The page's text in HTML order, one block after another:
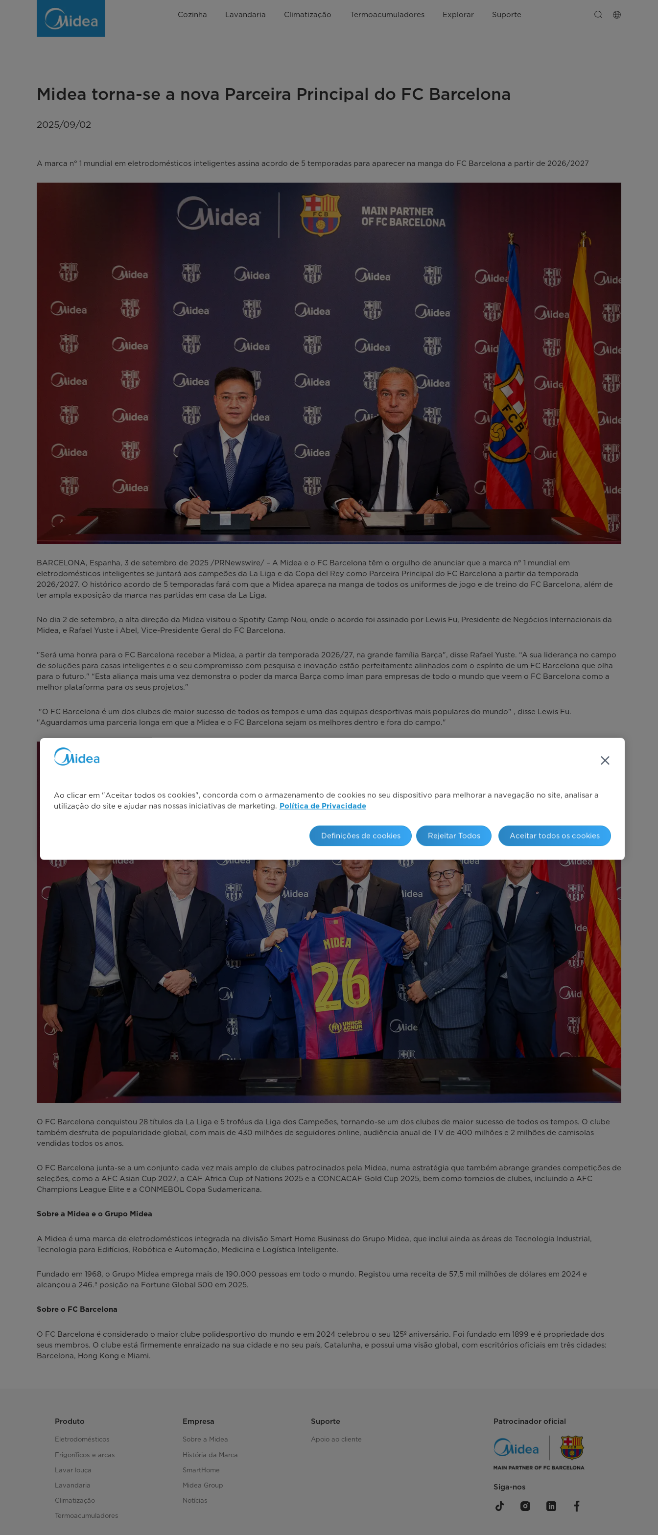
Parceira
Cozinha Lavandaria Climatização Termoacumuladores Explorar Suporte
Midea torna-se a nova Parceira Principal do FC Barcelona
2025/09/02
A marca n° 1 mundial em eletrodomésticos inteligentes assina acordo de 5 temporadas para aparecer na manga do FC Barcelona a partir de 2026/2027
BARCELONA, Espanha, 3 de setembro de 2025 /PRNewswire/ – A Midea e o FC Barcelona têm o orgulho de anunciar que a marca n° 1 mundial em
eletrodomésticos inteligentes se juntará aos campeões da La Liga e da Copa del Rey como Parceira Principal do FC Barcelona a partir da temporada
2026/2027. O histórico acordo de 5 temporadas fará com que a Midea apareça na manga de todos os uniformes de jogo e de treino do FC Barcelona, além de
ter ampla exposição da marca nas partidas em casa da La Liga.
No dia 2 de setembro, a alta direção da Midea visitou o Spotify Camp Nou, onde o acordo foi assinado por Lewis Fu, Presidente de Negócios Internacionais da
Midea, e Rafael Yuste i Abel, Vice-Presidente Geral do FC Barcelona.
"Será uma honra para o FC Barcelona receber a Midea, a partir da temporada 2026/27, na grande família Barça", disse Rafael Yuste. “A sua liderança no campo
de soluções para casas inteligentes e o seu compromisso com pesquisa e inovação estão perfeitamente alinhados com o espírito de um FC Barcelona que olha
para o futuro." “Esta aliança mais uma vez demonstra o poder da marca Barça como íman para empresas de todo o mundo que veem o FC Barcelona como a
melhor plataforma para os seus projetos."
"O FC Barcelona é um dos clubes de maior sucesso de todos os tempos e uma das equipas desportivas mais populares do mundo" , disse Lewis Fu.
"Aguardamos uma parceria longa em que a Midea e o FC Barcelona sejam os melhores dentro e fora do campo."
O FC Barcelona conquistou 28 títulos da La Liga e 5 troféus da Liga dos Campeões, tornando-se um dos clubes de maior sucesso de todos os tempos. O clube
também desfruta de popularidade global, com mais de 430 milhões de seguidores online, audiência anual de TV de 400 milhões e 2 milhões de camisolas
vendidas todos os anos.
O FC Barcelona junta-se a um conjunto cada vez mais amplo de clubes patrocinados pela Midea, numa estratégia que também abrange grandes competições de
seleções, como a AFC Asian Cup 2027, a CAF Africa Cup of Nations 2025 e a CONCACAF Gold Cup 2025, bem como torneios de clubes, incluindo a AFC
Champions League Elite e a CONMEBOL Copa Sudamericana.
Sobre a Midea e o Grupo Midea
A Midea é uma marca de eletrodomésticos integrada na divisão Smart Home Business do Grupo Midea, que inclui ainda as áreas de Tecnologia Industrial,
Tecnologia para Edifícios, Robótica e Automação, Medicina e Logística Inteligente.
Fundado em 1968, o Grupo Midea emprega mais de 190.000 pessoas em todo o mundo. Registou uma receita de 57,5 mil milhões de dólares em 2024 e
alcançou a 246.ª posição na Fortune Global 500 em 2025.
Sobre o FC Barcelona
O FC Barcelona é considerado o maior clube polidesportivo do mundo e em 2024 celebrou o seu 125º aniversário. Foi fundado em 1899 e é propriedade dos
seus membros. O clube está firmemente enraizado na sua cidade e no seu país, Catalunha, e possui uma visão global, com escritórios oficiais em três cidades:
Barcelona, Hong Kong e Miami.
Produto
Eletrodomésticos
Frigoríficos e arcas
Lavar louça
Lavandaria
Climatização
Termoacumuladores
Empresa
Sobre a Midea
História da Marca
SmartHome
Midea Group
Notícias
Suporte
Apoio ao cliente
Patrocinador oficial
Siga-nos
Ao clicar em "Aceitar todos os cookies", concorda com o armazenamento de cookies no seu dispositivo para melhorar a navegação no site, analisar a
utilização do site e ajudar nas nossas iniciativas de marketing. Política de Privacidade
Definições de cookies Rejeitar Todos Aceitar todos os cookies